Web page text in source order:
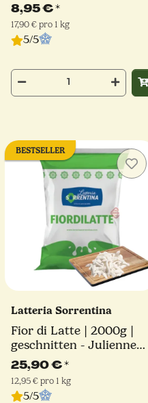
8,95 €*
17,90 € pro 1 kg
5/5
BESTSELLER
Latteria Sorrentina
Fior di Latte | 2000g |
geschnitten - Julienne
Schnitt | Latteria
Sorrentina
25,90 €*
12,95 € pro 1 kg
5/5